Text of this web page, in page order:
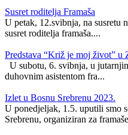
Susret roditelja Framaša
U petak, 12.svibnja, na susretu
susret roditelja framaša....
Predstava “Križ je moj život” u
U subotu, 6. svibnja, u
duhovnim asistentom fra...
Izlet u Bosnu Srebrenu 2023.
U ponedjeljak, 1.5. uputili smo
Srebrenu, organiziran za